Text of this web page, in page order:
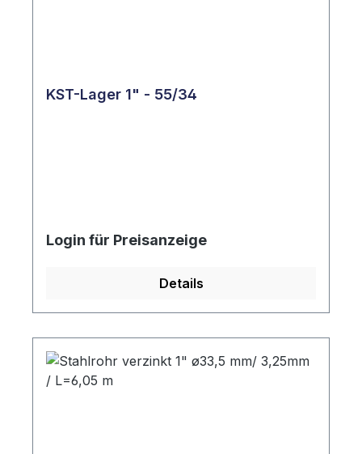
KST-Lager 1" - 55/34
Login für Preisanzeige
Details